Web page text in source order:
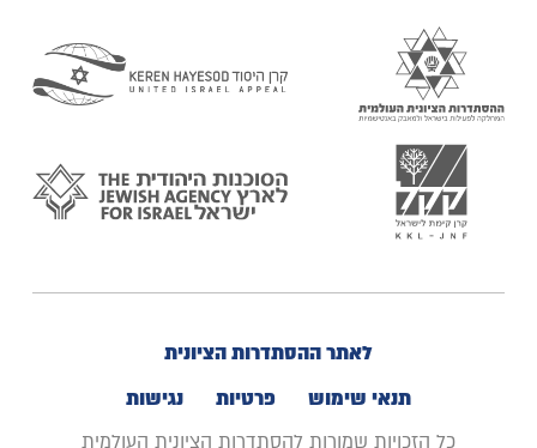
לאתר ההסתדרות הציונית
תנאי שימוש
פרטיות
נגישות
כל הזכויות שמורות להסתדרות הציונית העולמית